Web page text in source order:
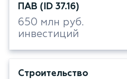
ПАВ (ID 37.16)
650 млн руб.
инвестиций
Строительство